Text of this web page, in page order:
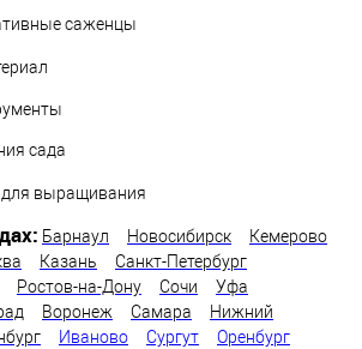
саженцы
сада
выращивания
Барнаул Новосибирск
Кемерово
Казань
Санкт-Петербург
Ростов-на-Дону Сочи
Уфа
Воронеж Самара
Нижний
Иваново Сургут
Оренбург